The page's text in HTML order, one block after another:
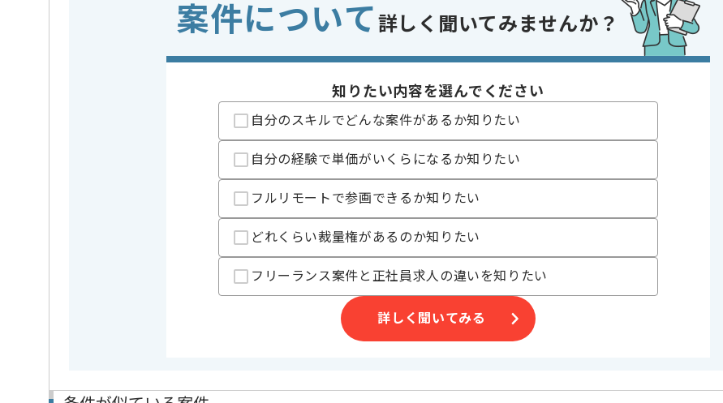
・製造業のドメイン知見
※上記に似た経験やスキルをお持ちであれば申し込み可能なケースもございます！まずはお気軽にご相談ください！
20代活躍中 , 30代活躍中
レバテックでの実績がある企業の案件でございます。
インフラ上流の経験を活かすことができます。
複数案件を保有している企業ですので、
ご経験と実績に応じて別案件のご提案も差し上げる場合がございます。
新しいアイディアや技術を積極的に導入し、
経験豊富なメンバーと成長が出来る環境でございます。
基本的には一部リモート作業を見込んでおります。
案件について 詳しく聞いてみませんか？
知りたい内容を選んでください
自分のスキルでどんな案件があるか知りたい
自分の経験で単価がいくらになるか知りたい
フルリモートで参画できるか知りたい
どれくらい裁量権があるのか知りたい
フリーランス案件と正社員求人の違いを知りたい
詳しく聞いてみる